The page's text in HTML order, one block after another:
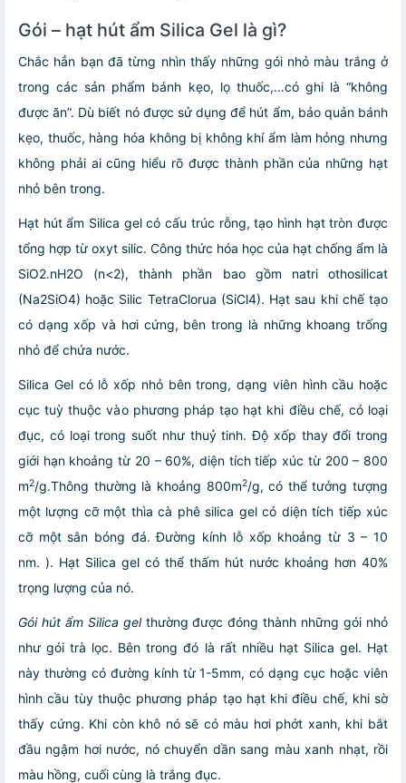
Gói – hạt hút ẩm Silica Gel là gì?
Chắc hẳn bạn đã từng nhìn thấy những gói nhỏ màu trắng ở
trong các sản phẩm bánh kẹo, lọ thuốc,…có ghi là “không
được ăn”. Dù biết nó được sử dụng để hút ẩm, bảo quản bánh
kẹo, thuốc, hàng hóa không bị không khí ẩm làm hỏng nhưng
không phải ai cũng hiểu rõ được thành phần của những hạt
nhỏ bên trong.
Hạt hút ẩm Silica gelcó cấu trúc rỗng, tạo hình hạt tròn được
tổng hợp từ oxyt silic. Công thức hóa học của hạt chống ẩm là
SiO2.nH2O (n<2), thành phần bao gồm natri othosilicat
(Na2SiO4) hoặc Silic TetraClorua (SiCl4). Hạt sau khi chế tạo
có dạng xốp và hơi cứng, bên trong là những khoang trống
nhỏ để chứa nước.
Silica Gelcó lỗ xốp nhỏ bên trong, dạng viên hình cầu hoặc
cục tuỳ thuộc vào phương pháp tạo hạt khi điều chế, có loại
đục, có loại trong suốt như thuỷ tinh. Độ xốp thay đổi trong
giới hạn khoảng từ 20 – 60%, diện tích tiếp xúc từ 200 – 800
m2/g.Thông thường là khoảng 800m2/g, có thể tưởng tượng
một lượng cỡ một thìa cà phê silica gel có diện tích tiếp xúc
cỡ một sân bóng đá. Đường kính lỗ xốp khoảng từ 3 – 10
nm. ). Hạt Silica gel có thể thấm hút nước khoảng hơn 40%
trọng lượng của nó.
Gói hút ẩm Silica gel thường được đóng thành những gói nhỏ
như gói trà lọc. Bên trong đó là rất nhiều hạt Silica gel. Hạt
này thường có đường kính từ 1-5mm, có dạng cục hoặc viên
hình cầu tùy thuộc phương pháp tạo hạt khi điều chế, khi sờ
thấy cứng. Khi còn khô nó sẽ có màu hơi phớt xanh, khi bắt
đầu ngậm hơi nước, nó chuyển dần sang màu xanh nhạt, rồi
màu hồng, cuối cùng là trắng đục.